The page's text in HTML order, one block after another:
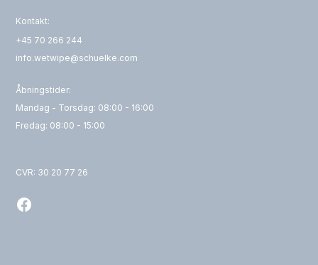
Kontakt:
+45 70 266 244
info.wetwipe@schuelke.com
Åbningstider:
Mandag - Torsdag: 08:00 - 16:00
Fredag: 08:00 - 15:00
CVR: 30 20 77 26